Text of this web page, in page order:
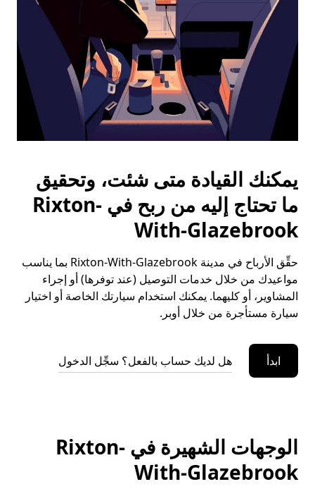
يمكنك القيادة متى شئت، وتحقيق
ما تحتاج إليه من ربح في Rixton-
With-Glazebrook
حقِّق الأرباح في مدينة Rixton-With-Glazebrook بما يناسب
مواعيدك من خلال خدمات التوصيل (عند توفرها) أو إجراء
المشاوير، أو كليهما. يمكنك استخدام سيارتك الخاصة أو اختيار
سيارة مستأجرة من خلال أوبر.
ابدأ هل لديك حساب بالفعل؟ سجِّل الدخول
الوجهات الشهيرة في Rixton-
With-Glazebrook